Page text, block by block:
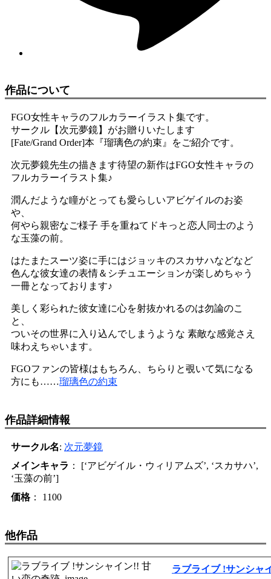
作品について
FGO女性キャラのフルカラーイラスト集です。
サークル【次元夢鏡】がお贈りいたします
[Fate/Grand Order]本『瑠璃色の約束』をご紹介です。
次元夢鏡先生の描きます待望の新作はFGO女性キャラの
フルカラーイラスト集♪
潤んだような瞳がとっても愛らしいアビゲイルのお姿
や、
何やら親密なご様子 手を重ねてドキっと恋人同士のよう
な玉藻の前。
はたまたスーツ姿に手にはジョッキのスカサハなどなど
色んな彼女達の表情＆シチュエーションが楽しめちゃう
一冊となっております♪
美しく彩られた彼女達に心を射抜かれるのは勿論のこ
と、
ついその世界に入り込んでしまうような 素敵な感覚さえ
味わえちゃいます。
FGOファンの皆様はもちろん、ちらりと覗いて気になる
方にも……瑠璃色の約束
作品詳細情報
サークル名: 次元夢鏡
メインキャラ ： [‘アビゲイル・ウィリアムズ’, ‘スカサハ’,
‘玉藻の前’]
価格： 1100
他作品
ラブライブ !サンシャ